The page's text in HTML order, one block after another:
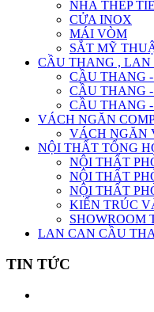
NHÀ THÉP
CỬA INOX
MÁI VÒM
SẮT MỸ
CẦU THANG , LAN
CẦU THANG
CẦU THANG
CẦU THANG
VÁCH NGĂN
VÁCH NGĂN
NỘI THẤT TỔNG
NỘI THẤT
NỘI THẤT
NỘI THẤT
KIẾN TRÚC
SHOWROOM
LAN CAN CẦU
TIN TỨC